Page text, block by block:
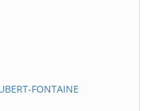
FONTAINE